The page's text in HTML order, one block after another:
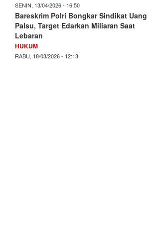
SENIN, 13/04/2026 - 16:50
Bareskrim Polri Bongkar Sindikat Uang
Palsu, Target Edarkan Miliaran Saat
Lebaran
HUKUM
RABU, 18/03/2026 - 12:13